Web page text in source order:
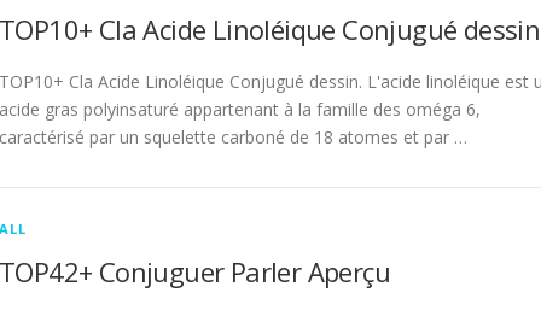
TOP10+ Cla Acide Linoléique Conjugué dessin
TOP10+ Cla Acide Linoléique Conjugué dessin. L'acide linoléique est
acide gras polyinsaturé appartenant à la famille des oméga 6,
caractérisé par un squelette carboné de 18 atomes et par …
ALL
TOP42+ Conjuguer Parler Aperçu